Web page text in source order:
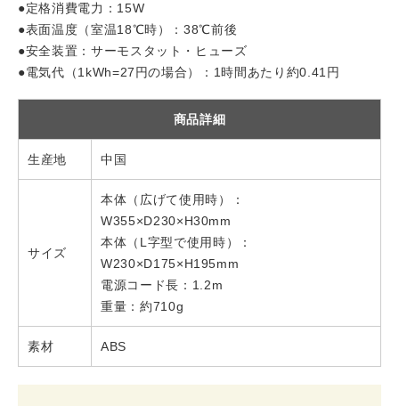
●定格消費電力：15W
●表面温度（室温18℃時）：38℃前後
●安全装置：サーモスタット・ヒューズ
●電気代（1kWh=27円の場合）：1時間あたり約0.41円
商品詳細
生産地 中国
サイズ
本体（広げて使用時）：
W355×D230×H30mm
本体（L字型で使用時）：
W230×D175×H195mm
電源コード長：1.2m
重量：約710g
素材 ABS